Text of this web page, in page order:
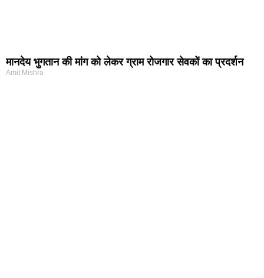
मानदेय भुगतान की मांग को लेकर ग्राम रोजगार सेवकों का प्रदर्शन
Amit Mishra